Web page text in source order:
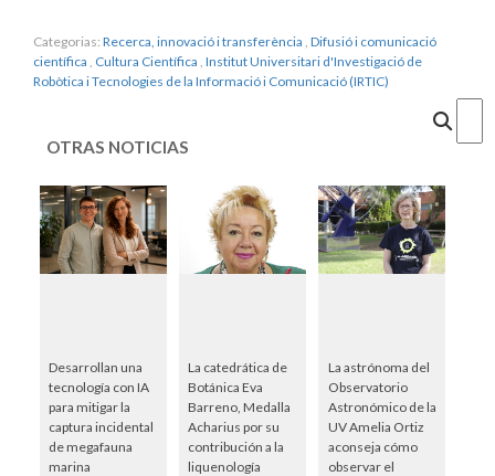
Categorias: Recerca, innovació i transferència Difusió i comunicació
científica Cultura Científica Institut Universitari d'Investigació de
Robòtica i Tecnologies de la Informació i Comunicació (IRTIC)
OTRAS NOTICIAS
Desarrollan una
tecnología con IA
para mitigar la
captura incidental
de megafauna
marina
La catedrática de
Botánica Eva
Barreno, Medalla
Acharius por su
contribución a la
liquenología
La astrónoma del
Observatorio
Astronómico de la
UV Amelia Ortiz
aconseja cómo
observar el